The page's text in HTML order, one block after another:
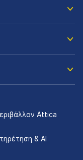
Attica
& AI